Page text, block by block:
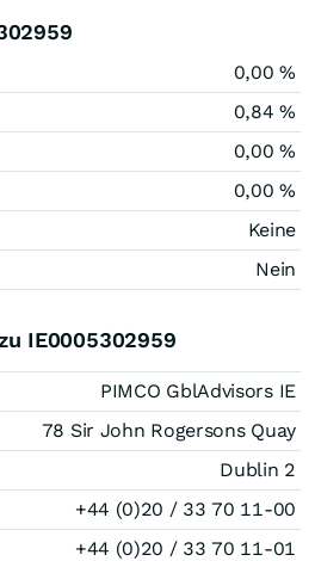
0,00 %
0,84 %
0,00 %
0,00 %
Keine
Nein
IE0005302959
PIMCO GblAdvisors IE
78 Sir John Rogersons Quay
Dublin 2
+44 (0)20 / 33 70 11-00
+44 (0)20 / 33 70 11-01